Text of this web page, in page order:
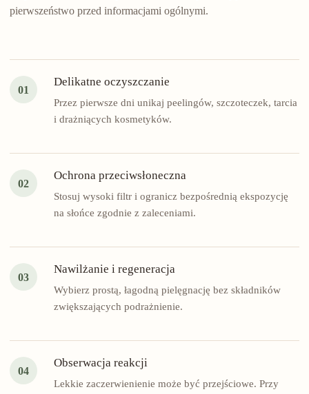
pierwszeństwo przed informacjami ogólnymi.
01
Delikatne oczyszczanie
Przez pierwsze dni unikaj peelingów, szczoteczek, tarcia
i drażniących kosmetyków.
02
Ochrona przeciwsłoneczna
Stosuj wysoki filtr i ogranicz bezpośrednią ekspozycję
na słońce zgodnie z zaleceniami.
03
Nawilżanie i regeneracja
Wybierz prostą, łagodną pielęgnację bez składników
zwiększających podrażnienie.
04
Obserwacja reakcji
Lekkie zaczerwienienie może być przejściowe. Przy